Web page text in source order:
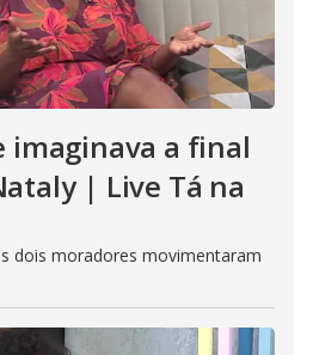
imaginava a final
| Live Tá na
dois moradores movimentaram